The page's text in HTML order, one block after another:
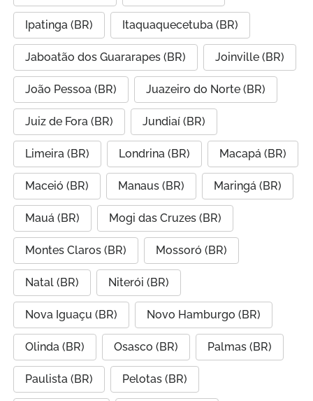
Ipatinga (BR) Itaquaquecetuba (BR)
Jaboatão dos Guararapes (BR) Joinville (BR)
João Pessoa (BR) Juazeiro do Norte (BR)
Juiz de Fora (BR) Jundiaí (BR)
Limeira (BR) Londrina (BR) Macapá (BR)
Maceió (BR) Manaus (BR) Maringá (BR)
Mauá (BR) Mogi das Cruzes (BR)
Montes Claros (BR) Mossoró (BR)
Natal (BR) Niterói (BR)
Nova Iguaçu (BR) Novo Hamburgo (BR)
Olinda (BR) Osasco (BR) Palmas (BR)
Paulista (BR) Pelotas (BR)